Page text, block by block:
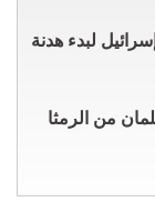
لبدء هدنة
من الرمثا